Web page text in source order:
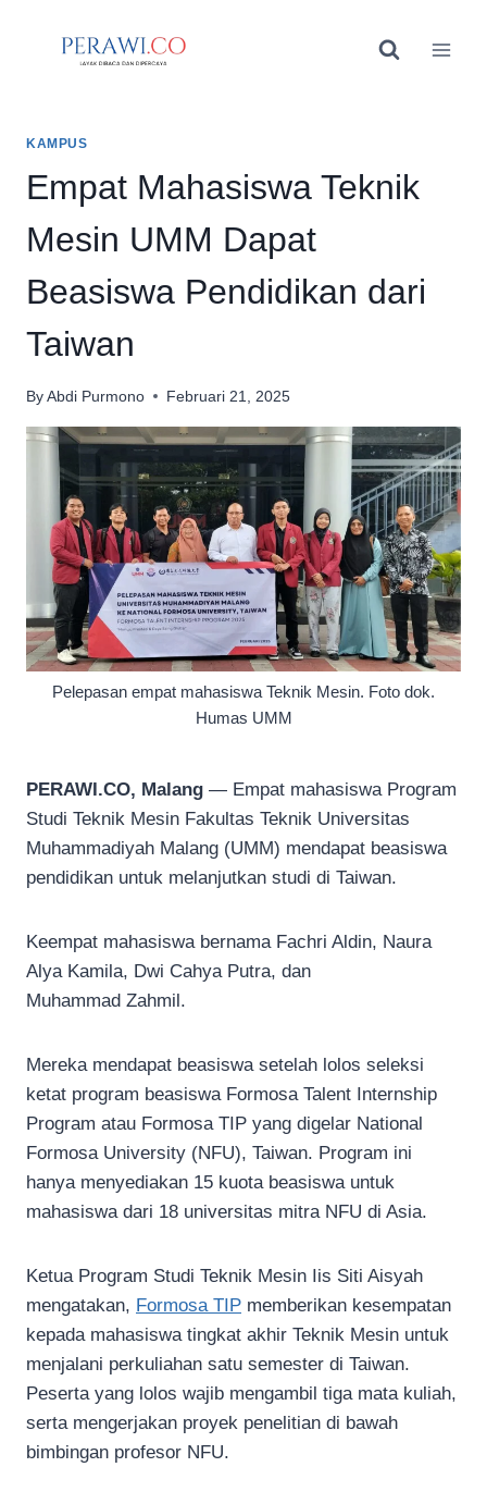
KAMPUS
Empat Mahasiswa Teknik
Mesin UMM Dapat
Beasiswa Pendidikan dari
Taiwan
By Abdi Purmono Februari 21, 2025
Pelepasan empat mahasiswa Teknik Mesin. Foto dok.
Humas UMM
PERAWI.CO, Malang — Empat mahasiswa Program
Studi Teknik Mesin Fakultas Teknik Universitas
Muhammadiyah Malang (UMM) mendapat beasiswa
pendidikan untuk melanjutkan studi di Taiwan.
Keempat mahasiswa bernama Fachri Aldin, Naura
Alya Kamila, Dwi Cahya Putra, dan
Muhammad Zahmil.
Mereka mendapat beasiswa setelah lolos seleksi
ketat program beasiswa Formosa Talent Internship
Program atau Formosa TIP yang digelar National
Formosa University (NFU), Taiwan. Program ini
hanya menyediakan 15 kuota beasiswa untuk
mahasiswa dari 18 universitas mitra NFU di Asia.
Ketua Program Studi Teknik Mesin Iis Siti Aisyah
mengatakan, Formosa TIP memberikan kesempatan
kepada mahasiswa tingkat akhir Teknik Mesin untuk
menjalani perkuliahan satu semester di Taiwan.
Peserta yang lolos wajib mengambil tiga mata kuliah,
serta mengerjakan proyek penelitian di bawah
bimbingan profesor NFU.